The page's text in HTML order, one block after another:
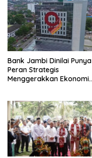
Bank Jambi Dinilai Punya
Peran Strategis
Menggerakkan Ekonomi